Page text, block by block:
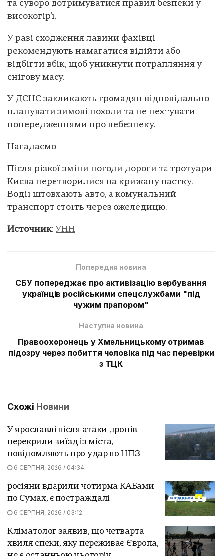
та суворо дотримуватися правил безпеки у
високогір’ї.
У разі сходження лавини фахівці
рекомендують намагатися відійти або
відбігти вбік, щоб уникнути потрапляння у
снігову масу.
У ДСНС закликають громадян відповідально
планувати зимові походи та не нехтувати
попередженнями про небезпеку.
Нагадаємо
Після різкої зміни погоди дороги та тротуари
Києва перетворилися на крижану пастку.
Водії штовхають авто, а комунальний
транспорт стоїть через ожеледицю.
Источник: УНН
Попередня новина
СБУ попереджає про активізацію вербування
українців російськими спецслужбами "під
чужим прапором"
Наступна новина
Правоохоронець у Хмельницькому отримав
підозру через побиття чоловіка під час перевірки
з ТЦК
Схожі Новини
У ярославлі після атаки дронів
перекрили виїзд із міста,
повідомляють про удар по НПЗ
6 СЕРПНЯ, 2026 / 04:34
росіяни вдарили чотирма КАБами
по Сумах, є постраждалі
6 СЕРПНЯ, 2026 / 03:12
Кліматолог заявив, що четварта
хвиля спеки, яку переживає Європа,